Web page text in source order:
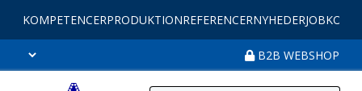
KOMPETENCERPRODUKTIONREFERENCERNYHEDERJOB
B2B WEBSHOP